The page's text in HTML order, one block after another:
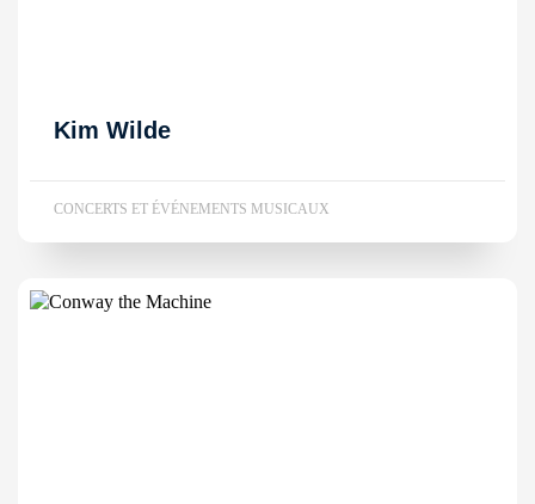
Kim Wilde
CONCERTS ET ÉVÉNEMENTS MUSICAUX